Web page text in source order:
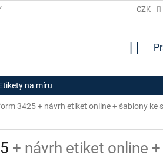
HODNOCENÍ
CZK
na míru
3425+ návrh etiket online + šablony ke
+ návrh etiket online +